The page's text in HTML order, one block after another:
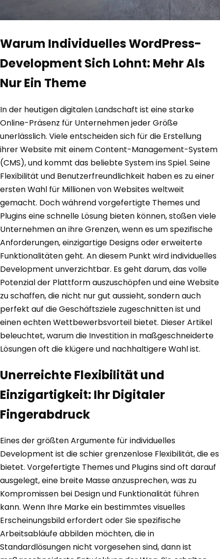
Warum Individuelles WordPress-
Development Sich Lohnt: Mehr Als
Nur Ein Theme
In der heutigen digitalen Landschaft ist eine starke
Online-Präsenz für Unternehmen jeder Größe
unerlässlich. Viele entscheiden sich für die Erstellung
ihrer Website mit einem Content-Management-System
(CMS), und kommt das beliebte System ins Spiel. Seine
Flexibilität und Benutzerfreundlichkeit haben es zu einer
ersten Wahl für Millionen von Websites weltweit
gemacht. Doch während vorgefertigte Themes und
Plugins eine schnelle Lösung bieten können, stoßen viele
Unternehmen an ihre Grenzen, wenn es um spezifische
Anforderungen, einzigartige Designs oder erweiterte
Funktionalitäten geht. An diesem Punkt wird individuelles
Development unverzichtbar. Es geht darum, das volle
Potenzial der Plattform auszuschöpfen und eine Website
zu schaffen, die nicht nur gut aussieht, sondern auch
perfekt auf die Geschäftsziele zugeschnitten ist und
einen echten Wettbewerbsvorteil bietet. Dieser Artikel
beleuchtet, warum die Investition in maßgeschneiderte
Lösungen oft die klügere und nachhaltigere Wahl ist.
Unerreichte Flexibilität und
Einzigartigkeit: Ihr Digitaler
Fingerabdruck
Eines der größten Argumente für individuelles
Development ist die schier grenzenlose Flexibilität, die es
bietet. Vorgefertigte Themes und Plugins sind oft darauf
ausgelegt, eine breite Masse anzusprechen, was zu
Kompromissen bei Design und Funktionalität führen
kann. Wenn Ihre Marke ein bestimmtes visuelles
Erscheinungsbild erfordert oder Sie spezifische
Arbeitsabläufe abbilden möchten, die in
Standardlösungen nicht vorgesehen sind, dann ist